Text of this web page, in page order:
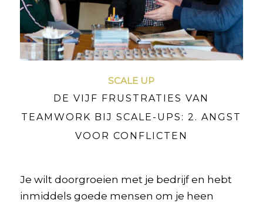
SCALE UP
DE VIJF FRUSTRATIES VAN
TEAMWORK BIJ SCALE-UPS: 2. ANGST
VOOR CONFLICTEN
Je wilt doorgroeien met je bedrijf en hebt
inmiddels goede mensen om je heen